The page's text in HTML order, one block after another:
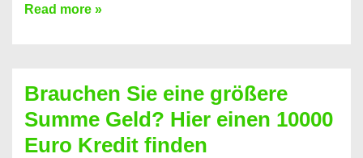
Günstiges
Geht
das
überhaupt?
Read more »
Brauchen Sie eine größere
Summe Geld? Hier einen 10000
Euro Kredit finden